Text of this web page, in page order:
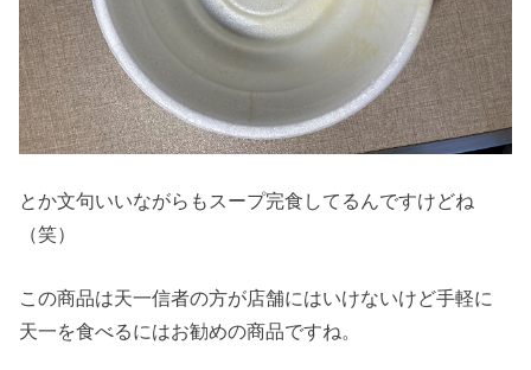
とか文句いいながらもスープ完食してるんですけどね
（笑）
この商品は天一信者の方が店舗にはいけないけど手軽に
天一を食べるにはお勧めの商品ですね。